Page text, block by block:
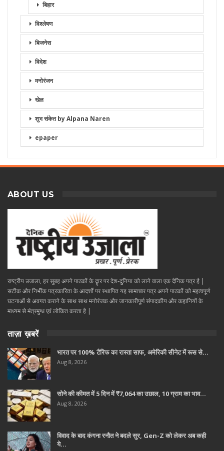
बिहार
विश्लेषण
बिजनेस
विदेश
मनोरंजन
खेल
शुभ संकेत by Alpana Naren
epaper
ABOUT US
राष्ट्रीय उजाला, हर सुबह अपने पाठकों के दॄार पर देश-दुनिया को लाने वाला एक दैनिक पत्र है |
सटीक और निभींक पत्रकारिता के आदर्शों पर स्थापित यह सामाचार पत्र अपने पाठकों को महत्वपूर्ण
घटनाओं से अवगत कराने के साथ साथ मनोरंजक और जानकारीपूर्ण संपादकीय और कहानियों के
माध्यम से मंत्रमुग्ध एवं लोकित करता है |
ताज़ा ख़बरें
भारत पर 100% टैरिफ का रास्ता साफ, अमेरिकी सीनेट में रूस से…
Aug 8, 2026
सोने की कीमत में 5 दिन में ₹7,064 का उछाल, 10 ग्राम का भाव…
Aug 8, 2026
विवाद के बाद कंगना रनौत ने बदले सुर, Gen-Z को लेकर अब कही
ये…